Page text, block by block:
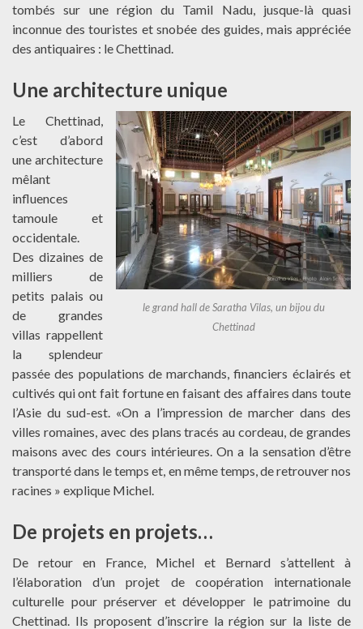
tombés sur une région du Tamil Nadu, jusque-là quasi
inconnue des touristes et snobée des guides, mais appréciée
des antiquaires : le Chettinad.
Une architecture unique
le grand hall de Saratha Vilas, un bijou du
Chettinad
Le Chettinad,
c’est d’abord
une architecture
mêlant
influences
tamoule et
occidentale.
Des dizaines de
milliers de
petits palais ou
de grandes
villas rappellent
la splendeur
passée des populations de marchands, financiers éclairés et
cultivés qui ont fait fortune en faisant des affaires dans toute
l’Asie du sud-est. «On a l’impression de marcher dans des
villes romaines, avec des plans tracés au cordeau, de grandes
maisons avec des cours intérieures. On a la sensation d’être
transporté dans le temps et, en même temps, de retrouver nos
racines » explique Michel.
De projets en projets…
De retour en France, Michel et Bernard s’attellent à
l’élaboration d’un projet de coopération internationale
culturelle pour préserver et développer le patrimoine du
Chettinad. Ils proposent d’inscrire la région sur la liste de